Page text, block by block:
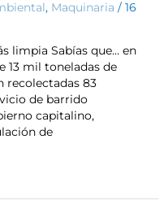
, Maquinaria /16
limpia Sabías que… en
13 mil toneladas de
recolectadas 83
de barrido
capitalino,
de